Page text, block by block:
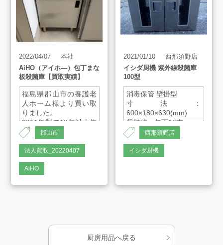
古物営業法に基づく表示
2022/04/07
本社
AiHO（アイホ―）包丁まな
板殺菌庫【買取実績】
福島県郡山市の養護老
人ホーム様より買い取
りました。
2011年製で10年以上使
われてものですが、大
変綺麗に使われていた
ため、取り扱うことに
使用上の特性上、綺麗
すが、汚れやサビがあ
・メーカー
郡山市
法人買取_20220407
AiHO
2021/01/10
西那須野店
イシダ厨機 紫外線殺菌庫
100型
消毒保管 壁掛型
寸法：
600×180×630(mm)
収納物：包丁10本
殺菌灯出力：10W×1本
西那須野店
イシダ厨機
厨房用品へ戻る